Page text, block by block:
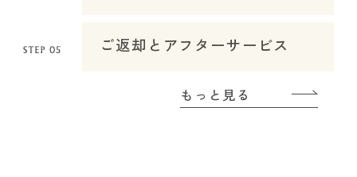
ご返却とアフターサービス
もっと見る